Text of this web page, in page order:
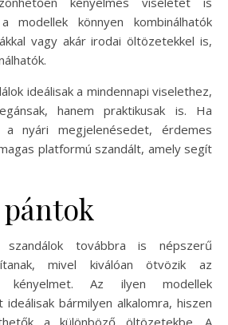
modellek könnyen kombinálhatók
vagy akár irodai öltözetekkel is,
ideálisak a mindennapi viselethez,
hanem praktikusak is. Ha
nyári megjelenésedet, érdemes
platformú szandált, amely segít
továbbra is népszerű
mivel kiválóan ötvözik az
Az ilyen modellek
ideálisak bármilyen alkalomra, hiszen
a különböző öltözetekbe. A